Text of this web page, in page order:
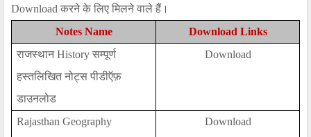
Download करने के लिए मिलने वाले हैं।
Notes Name
Download Links
राजस्थान Historyसम्पूर्ण
हस्तलिखित नोट्स पीडीऍफ़
डाउनलोड
Download
Rajasthan Geography
Download